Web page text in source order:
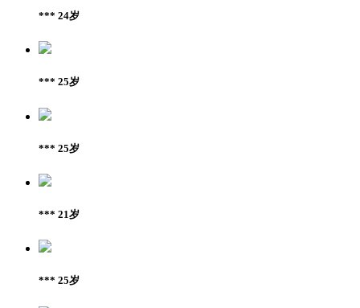
*** 24岁
*** 25岁
*** 25岁
*** 21岁
*** 25岁